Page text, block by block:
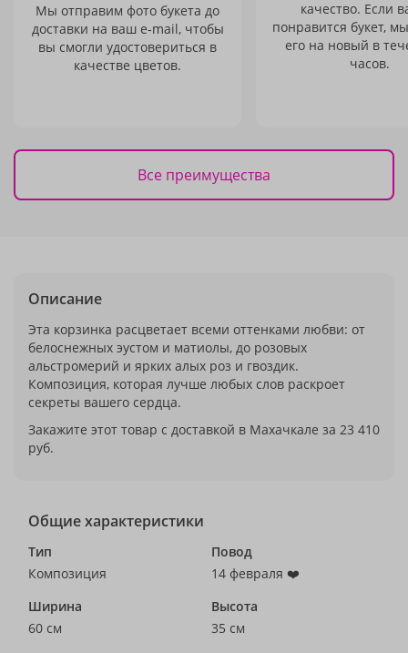
Мы отправим фото букета до
доставки на ваш e-mail, чтобы
вы смогли удостовериться в
качестве цветов.
качество. Если
понравится букет,
его на новый в
часов.
Все преимущества
Описание
Эта корзинка расцветает всеми оттенками любви: от
белоснежных эустом и матиолы, до розовых
альстромерий и ярких алых роз и гвоздик.
Композиция, которая лучше любых слов раскроет
секреты вашего сердца.
Закажите этот товар с доставкой в Махачкале за 23 410
руб.
Общие характеристики
Тип
Композиция
Повод
14 февраля ❤️
Ширина
60 см
Высота
35 см